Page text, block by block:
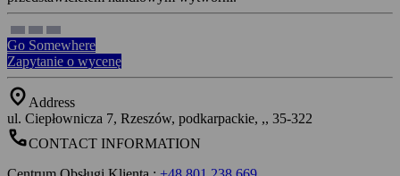
Go Somewhere
Zapytanie o wycenę
location_onAddress
ul. Ciepłownicza 7, Rzeszów, podkarpackie, ,, 35-322
callCONTACT INFORMATION